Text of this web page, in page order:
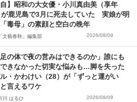
自】昭和の大女優・小川真由美（享年
鹿児島で3月に死去していた 実娘が明
毒母」の素顔と空白の晩年
「文藝春秋」編集部 2026/08/09
足の体で夜の営みはできるのか」誰にも
きなかった切実な悩みも…脚を失った
・かわけい（28）が「ずっと運がい
言えるワケ
川 はるひ 2026/08/09